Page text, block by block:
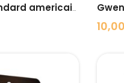
Matte Standard americain...
Prix